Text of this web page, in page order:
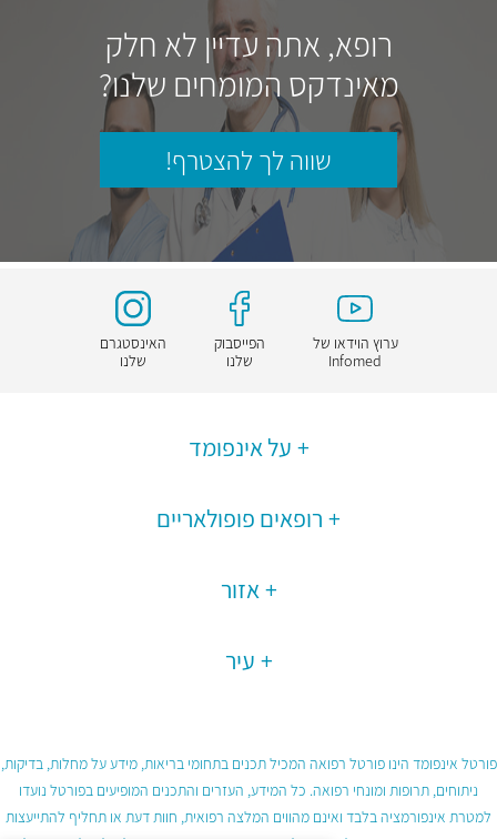
רופא, אתה עדיין לא חלק
מאינדקס המומחים שלנו?
שווה לך להצטרף!
ערוץ הוידאו של
Infomed
הפייסבוק
שלנו
האינסטגרם
שלנו
על אינפומד
רופאים פופולאריים
אזור
עיר
פורטל אינפומד הינו פורטל רפואה המכיל תכנים בתחומי בריאות, מידע על מחלות, בדיקות,
ניתוחים, תרופות ומונחי רפואה. כל המידע, העזרים והתכנים המופיעים בפורטל נועדו
למטרת אינפורמציה בלבד ואינם מהווים המלצה רפואית, חוות דעת או תחליף להתייעצות